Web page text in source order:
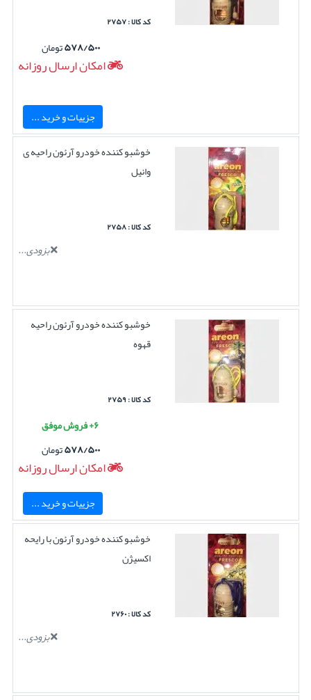
کد کالا : ۲۷۵۷
۵۷۸/۵۰۰تومان
امکان ارسال روزانه
جزییات و خرید ...
خوشبو کننده خودرو آرئون راحیه ی
وانیل
کد کالا : ۲۷۵۸
بزودی...
خوشبو کننده خودرو آرئون راحیه
قهوه
کد کالا : ۲۷۵۹
۶+ فروش موفق
۵۷۸/۵۰۰تومان
امکان ارسال روزانه
جزییات و خرید ...
خوشبو کننده خودرو آرئون با رایحه
اکسیژن
کد کالا : ۲۷۶۰
بزودی...